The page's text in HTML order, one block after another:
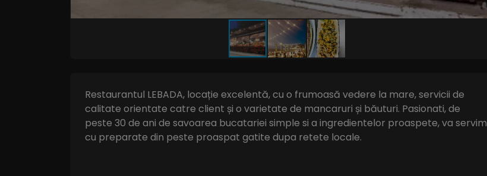
Restaurantul LEBADA, locație excelentă, cu o frumoasă vedere la mare, servicii de
calitate orientate catre client și o varietate de mancaruri și băuturi. Pasionati, de
peste 30 de ani de savoarea bucatariei simple si a ingredientelor proaspete, va servim
cu preparate din peste proaspat gatite dupa retete locale.